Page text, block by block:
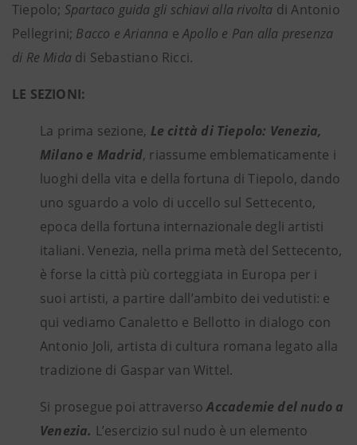
Tiepolo; Spartaco guida gli schiavi alla rivolta di Antonio
Pellegrini; Bacco e Arianna eApollo e Pan alla presenza
di Re Mida di Sebastiano Ricci.
LE SEZIONI:
La prima sezione, Le città di Tiepolo: Venezia,
Milano e Madrid, riassume emblematicamente i
luoghi della vita e della fortuna di Tiepolo, dando
uno sguardo a volo di uccello sul Settecento,
epoca della fortuna internazionale degli artisti
italiani. Venezia, nella prima metà del Settecento,
è forse la città più corteggiata in Europa per i
suoi artisti, a partire dall’ambito dei vedutisti: e
qui vediamo Canaletto e Bellotto in dialogo con
Antonio Joli, artista di cultura romana legato alla
tradizione di Gaspar van Wittel.
Si prosegue poi attraversoAccademie del nudo a
Venezia. L’esercizio sul nudo è un elemento